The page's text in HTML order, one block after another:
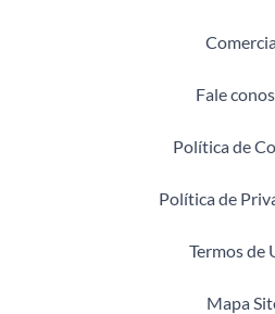
Fale
Política de
Política de
Termos de
Mapa